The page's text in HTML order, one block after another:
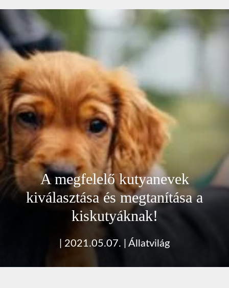
A megfelelő kutyanevek
kiválasztása és megtanítása a
kiskutyáknak!
2021.05.07. Állatvilág